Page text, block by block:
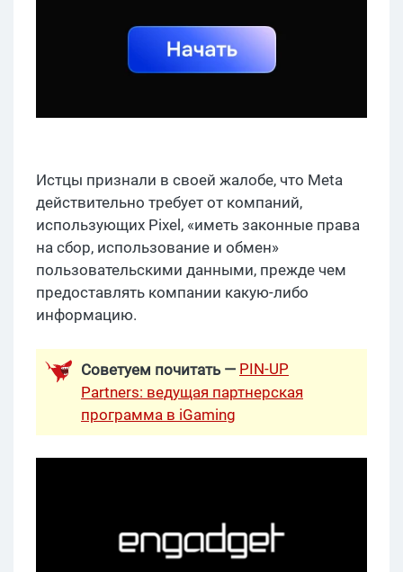
Истцы признали в своей жалобе, что Meta
действительно требует от компаний,
использующих Pixel, «иметь законные права
на сбор, использование и обмен»
пользовательскими данными, прежде чем
предоставлять компании какую-либо
информацию.
Советуем почитать — PIN-UP
Partners: ведущая партнерская
программа в iGaming